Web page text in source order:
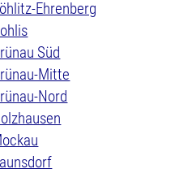
Ehrenberg
Süd
Mitte
Nord